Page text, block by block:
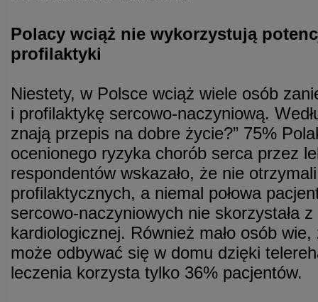
Polacy wciąż nie wykorzystują
profilaktyki
Niestety, w Polsce wciąż wiele osób
i profilaktykę sercowo-naczyniową.
znają przepis na dobre życie?” 75%
ocenionego ryzyka chorób serca przez
respondentów wskazało, że nie
profilaktycznych, a niemal połowa
sercowo-naczyniowych nie skorzystała
kardiologicznej. Również mało osób
może odbywać się w domu dzięki
leczenia korzysta tylko 36% pacjentów.